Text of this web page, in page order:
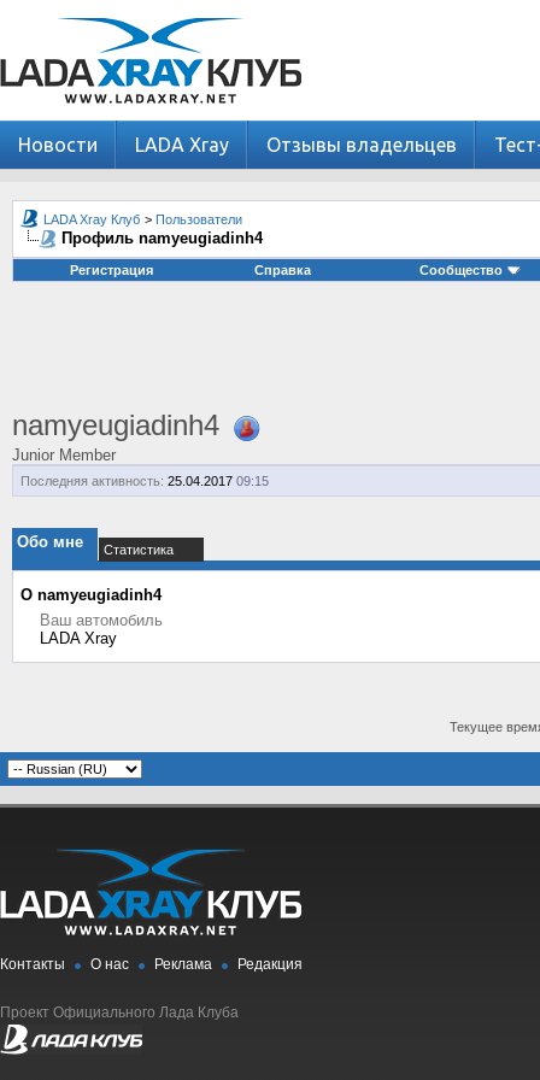
Новости LADA Xray Отзывы владельцев
LADA Xray Клуб > Пользователи
Профиль namyeugiadinh4
Регистрация Справка Сообщество
namyeugiadinh4
Junior Member
Последняя активность: 25.04.2017 09:15
Обо мне Статистика
О namyeugiadinh4
Ваш автомобиль
LADA Xray
Текущее
Контакты О нас Реклама Редакция
Проект Официального Лада Клуба